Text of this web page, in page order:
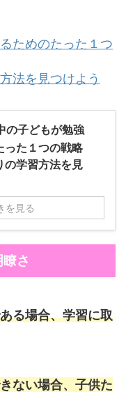
ためのたった１つ
法を見つけよう
の子どもが勉強
った１つの戦略
の学習方法を見
を見る
さ
る場合、学習に取
ない場合、子供た